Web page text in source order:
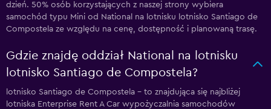
dzień. 50% osób korzystających z naszej strony wybiera
samochód typu Mini od National na lotnisku lotnisko Santiago de
Compostela ze względu na cenę, dostępność i planowaną trasę.
Gdzie znajdę oddział National na lotnisku
lotnisko Santiago de Compostela?
lotnisko Santiago de Compostela – to znajdująca się najbliżej
lotniska Enterprise Rent A Car wypożyczalnia samochodów